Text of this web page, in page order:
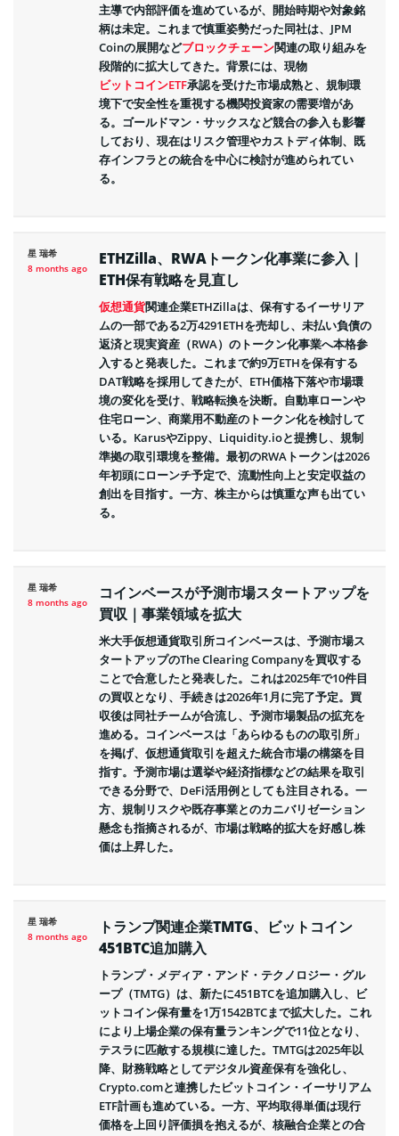
主導で内部評価を進めているが、開始時期や対象銘
柄は未定。これまで慎重姿勢だった同社は、JPM
Coinの展開などブロックチェーン関連の取り組みを
段階的に拡大してきた。背景には、現物
ビットコインETF承認を受けた市場成熟と、規制環
境下で安全性を重視する機関投資家の需要増があ
る。ゴールドマン・サックスなど競合の参入も影響
しており、現在はリスク管理やカストディ体制、既
存インフラとの統合を中心に検討が進められてい
る。
星 瑞希
8 months ago
ETHZilla、RWAトークン化事業に参入｜
ETH保有戦略を見直し
仮想通貨関連企業ETHZillaは、保有するイーサリア
ムの一部である2万4291ETHを売却し、未払い負債の
返済と現実資産（RWA）のトークン化事業へ本格参
入すると発表した。これまで約9万ETHを保有する
DAT戦略を採用してきたが、ETH価格下落や市場環
境の変化を受け、戦略転換を決断。自動車ローンや
住宅ローン、商業用不動産のトークン化を検討して
いる。KarusやZippy、Liquidity.ioと提携し、規制
準拠の取引環境を整備。最初のRWAトークンは2026
年初頭にローンチ予定で、流動性向上と安定収益の
創出を目指す。一方、株主からは慎重な声も出てい
る。
星 瑞希
8 months ago
コインベースが予測市場スタートアップを
買収｜事業領域を拡大
米大手仮想通貨取引所コインベースは、予測市場ス
タートアップのThe Clearing Companyを買収する
ことで合意したと発表した。これは2025年で10件目
の買収となり、手続きは2026年1月に完了予定。買
収後は同社チームが合流し、予測市場製品の拡充を
進める。コインベースは「あらゆるものの取引所」
を掲げ、仮想通貨取引を超えた統合市場の構築を目
指す。予測市場は選挙や経済指標などの結果を取引
できる分野で、DeFi活用例としても注目される。一
方、規制リスクや既存事業とのカニバリゼーション
懸念も指摘されるが、市場は戦略的拡大を好感し株
価は上昇した。
星 瑞希
8 months ago
トランプ関連企業TMTG、ビットコイン
451BTC追加購入
トランプ・メディア・アンド・テクノロジー・グル
ープ（TMTG）は、新たに451BTCを追加購入し、ビ
ットコイン保有量を1万1542BTCまで拡大した。これ
により上場企業の保有量ランキングで11位となり、
テスラに匹敵する規模に達した。TMTGは2025年以
降、財務戦略としてデジタル資産保有を強化し、
Crypto.comと連携したビットコイン・イーサリアム
ETF計画も進めている。一方、平均取得単価は現行
価格を上回り評価損を抱えるが、核融合企業との合